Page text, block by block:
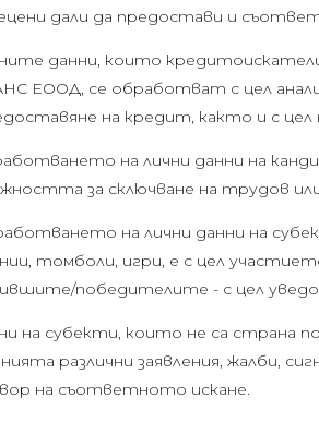
дали да предостави и
данни, които
ЕООД, се обработват с цел
на кредит, както и с
на лични данни на
за сключване на трудов
на лични данни на
томболи, игри, е с цел
победителите - с цел
на субекти, които не са страна
различни заявления, жалби,
на съответното искане.